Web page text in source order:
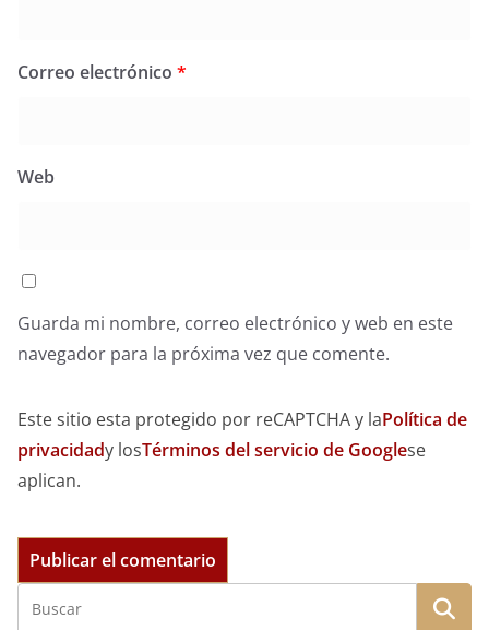
Correo electrónico *
Web
Guarda mi nombre, correo electrónico y web en este
navegador para la próxima vez que comente.
Este sitio esta protegido por reCAPTCHA y laPolítica de
privacidady losTérminos del servicio de Googlese
aplican.